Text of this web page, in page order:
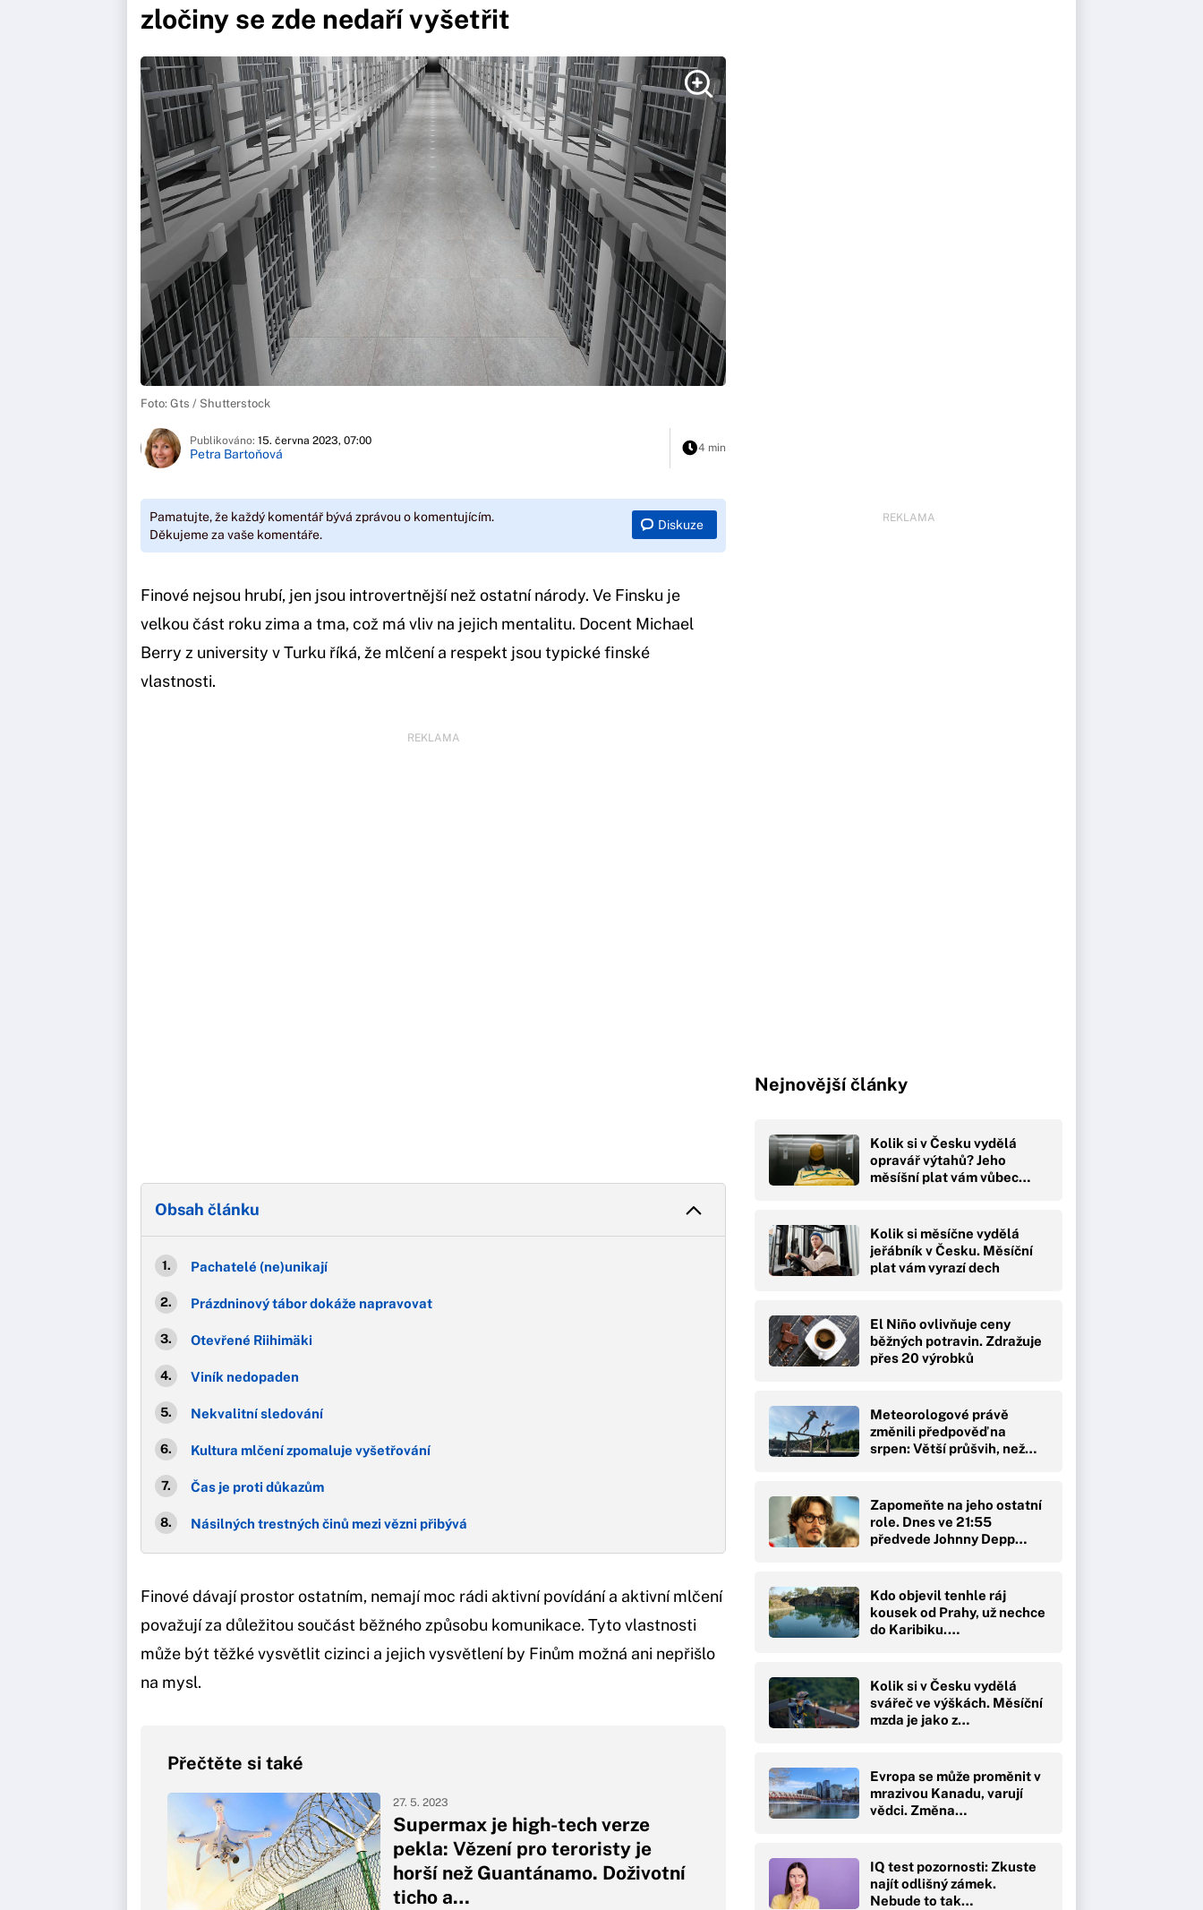
zločiny se zde nedaří vyšetřit
Foto: Gts / Shutterstock
Publikováno: 15. června 2023, 07:00
Petra Bartoňová 4 min
Pamatujte, že každý komentář bývá zprávou o komentujícím.
Děkujeme za vaše komentáře.
Diskuze
Finové nejsou hrubí, jen jsou introvertnější než ostatní národy. Ve Finsku je
velkou část roku zima a tma, což má vliv na jejich mentalitu. Docent Michael
Berry z university v Turku říká, že mlčení a respekt jsou typické finské
vlastnosti.
REKLAMA
Obsah článku
Pachatelé (ne)unikají
Prázdninový tábor dokáže napravovat
Otevřené Riihimäki
Viník nedopaden
Nekvalitní sledování
Kultura mlčení zpomaluje vyšetřování
Čas je proti důkazům
Násilných trestných činů mezi vězni přibývá
Finové dávají prostor ostatním, nemají moc rádi aktivní povídání a aktivní mlčení
považují za důležitou součást běžného způsobu komunikace. Tyto vlastnosti
může být těžké vysvětlit cizinci a jejich vysvětlení by Finům možná ani nepřišlo
na mysl.
Přečtěte si také
Supermax je high-tech verze
pekla: Vězení pro teroristy je
horší než Guantánamo. Doživotní
ticho a…
27. 5. 2023
REKLAMA
Nejnovější články
Kolik si v Česku vydělá
opravář výtahů? Jeho
měsíšní plat vám vůbec…
Kolik si měsíčne vydělá
jeřábník v Česku. Měsíční
plat vám vyrazí dech
El Niño ovlivňuje ceny
běžných potravin. Zdražuje
přes 20 výrobků
Meteorologové právě
změnili předpověď na
srpen: Větší průšvih, než…
Zapomeňte na jeho ostatní
role. Dnes ve 21:55
předvede Johnny Depp…
Kdo objevil tenhle ráj
kousek od Prahy, už nechce
do Karibiku.…
Kolik si v Česku vydělá
svářeč ve výškách. Měsíční
mzda je jako z…
Evropa se může proměnit v
mrazivou Kanadu, varují
vědci. Změna…
IQ test pozornosti: Zkuste
najít odlišný zámek.
Nebude to tak…